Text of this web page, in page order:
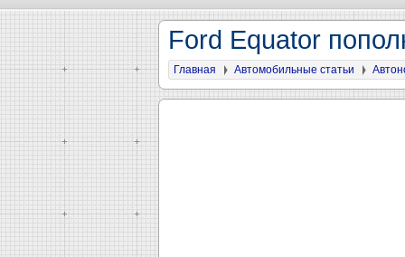
Ford Equator
Главная Автомобильные статьи